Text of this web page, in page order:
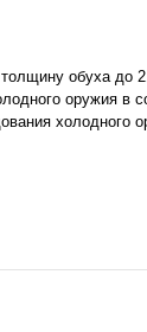
обуха до
оружия в
холодного